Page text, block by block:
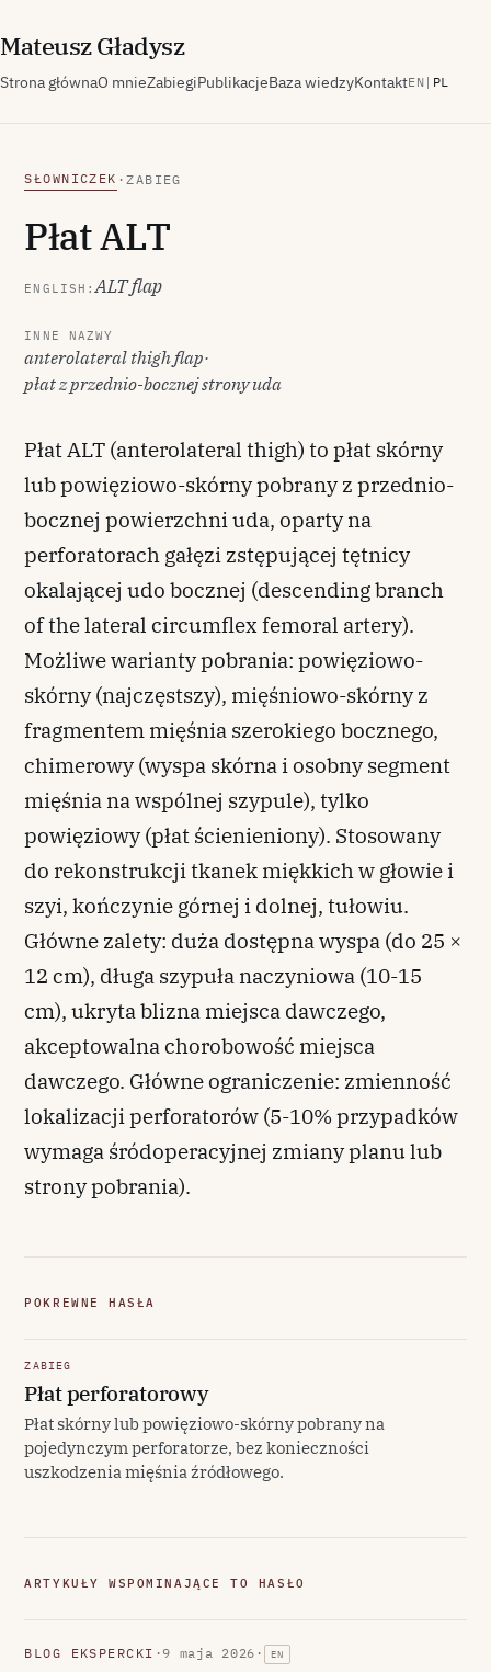
MateuszGładysz
Strona głównaO mnieZabiegiPublikacjeBaza wiedzyKontaktEN | PL
SŁOWNICZEK ·ZABIEG
Płat ALT
ENGLISH:ALT flap
INNE NAZWY
anterolateral thigh flap·
płat z przednio-bocznej strony uda
Płat ALT (anterolateral thigh) to płat skórny
lub powięziowo-skórny pobrany z przednio-
bocznej powierzchni uda, oparty na
perforatorach gałęzi zstępującej tętnicy
okalającej udo bocznej (descending branch
of the lateral circumflex femoral artery).
Możliwe warianty pobrania: powięziowo-
skórny (najczęstszy), mięśniowo-skórny z
fragmentem mięśnia szerokiego bocznego,
chimerowy (wyspa skórna i osobny segment
mięśnia na wspólnej szypule), tylko
powięziowy (płat ścienieniony). Stosowany
do rekonstrukcji tkanek miękkich w głowie i
szyi, kończynie górnej i dolnej, tułowiu.
Główne zalety: duża dostępna wyspa (do 25 ×
12 cm), długa szypuła naczyniowa (10-15
cm), ukryta blizna miejsca dawczego,
akceptowalna chorobowość miejsca
dawczego. Główne ograniczenie: zmienność
lokalizacji perforatorów (5-10% przypadków
wymaga śródoperacyjnej zmiany planu lub
strony pobrania).
POKREWNE HASŁA
ZABIEG
Płat perforatorowy
Płat skórny lub powięziowo-skórny pobrany na
pojedynczym perforatorze, bez konieczności
uszkodzenia mięśnia źródłowego.
ARTYKUŁY WSPOMINAJĄCE TO HASŁO
BLOG EKSPERCKI ·9 maja 2026 · EN